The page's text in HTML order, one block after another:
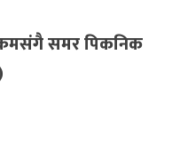
समर पिकनिक